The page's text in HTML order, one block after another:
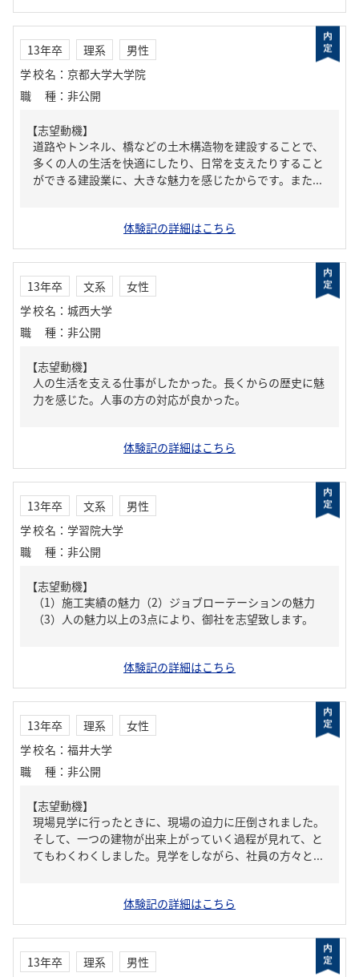
13年卒 理系
男性
学校名 ： 京都大学大学院
職種 ： 非公開
【志望動機】
道路やトンネル、橋などの土木構造物を建設することで、
多くの人の生活を快適にしたり、日常を支えたりすること
ができる建設業に、大きな魅力を感じたからです。また...
体験記の詳細はこちら
13年卒 文系
女性
学校名 ： 城西大学
職種 ： 非公開
【志望動機】
人の生活を支える仕事がしたかった。長くからの歴史に魅
力を感じた。人事の方の対応が良かった。
体験記の詳細はこちら
13年卒 文系
男性
学校名 ： 学習院大学
職種 ： 非公開
【志望動機】
（1）施工実績の魅力（2）ジョブローテーションの魅力
（3）人の魅力以上の3点により、御社を志望致します。
体験記の詳細はこちら
13年卒 理系
女性
学校名 ： 福井大学
職種 ： 非公開
【志望動機】
現場見学に行ったときに、現場の迫力に圧倒されました。
そして、一つの建物が出来上がっていく過程が見れて、と
てもわくわくしました。見学をしながら、社員の方々と...
体験記の詳細はこちら
13年卒 理系
男性